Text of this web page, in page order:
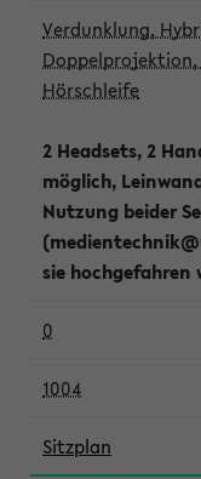
Verdunklung,
Hörschleife
2 Headsets, 2
möglich,
Nutzung beider
sie hochgefahren
0
1004
Sitzplan